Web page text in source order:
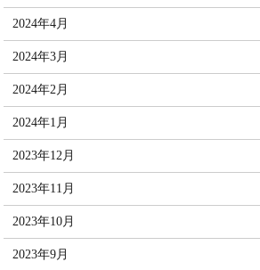
2024年4月
2024年3月
2024年2月
2024年1月
2023年12月
2023年11月
2023年10月
2023年9月